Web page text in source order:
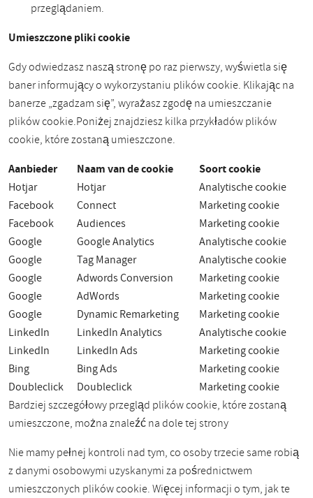
przeglądaniem.
Umieszczone pliki cookie
Gdy odwiedzasz naszą stronę po raz pierwszy, wyświetla się
baner informujący o wykorzystaniu plików cookie. Klikając na
banerze „zgadzam się”, wyrażasz zgodę na umieszczanie
plików cookie.Poniżej znajdziesz kilka przykładów plików
cookie, które zostaną umieszczone.
Aanbieder Naam van de cookie Soort cookie
Hotjar Hotjar
Analytische cookie
Facebook
Connect
Marketing cookie
Facebook
Audiences
Marketing cookie
Google
Google Analytics
Analytische cookie
Google
Tag Manager
Analytische cookie
Google
Adwords Conversion
Marketing cookie
Google
AdWords
Marketing cookie
Google
Dynamic Remarketing
Marketing cookie
LinkedIn
LinkedIn Analytics
Analytische cookie
LinkedIn
LinkedIn Ads
Marketing cookie
Bing
Bing Ads
Marketing cookie
Doubleclick
Doubleclick
Marketing cookie
Bardziej szczegółowy przegląd plików cookie, które zostaną
umieszczone, można znaleźć na dole tej strony
Nie mamy pełnej kontroli nad tym, co osoby trzecie same robią
z danymi osobowymi uzyskanymi za pośrednictwem
umieszczonych plików cookie. Więcej informacji o tym, jak te